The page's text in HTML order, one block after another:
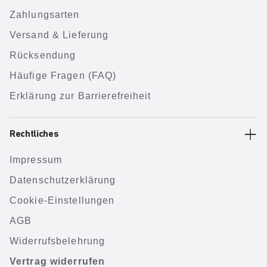
Zahlungsarten
Versand & Lieferung
Rücksendung
Häufige Fragen (FAQ)
Erklärung zur Barrierefreiheit
Rechtliches
Impressum
Datenschutzerklärung
Cookie-Einstellungen
AGB
Widerrufsbelehrung
Vertrag widerrufen